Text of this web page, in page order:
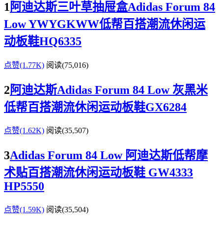
1 阿迪达斯三叶草抽屉盒Adidas Forum 84
Low YWYGKWW低帮百搭潮流休闲运
动板鞋HQ6335
点赞(1.77K) 阅读(75,016)
2阿迪达斯Adidas Forum 84 Low 灰黑米
低帮百搭潮流休闲运动板鞋GX6284
点赞(1.62K) 阅读(35,507)
3Adidas Forum 84 Low 阿迪达斯低帮摩
术贴百搭潮流休闲运动板鞋 GW4333
HP5550
点赞(1.59K) 阅读(35,504)